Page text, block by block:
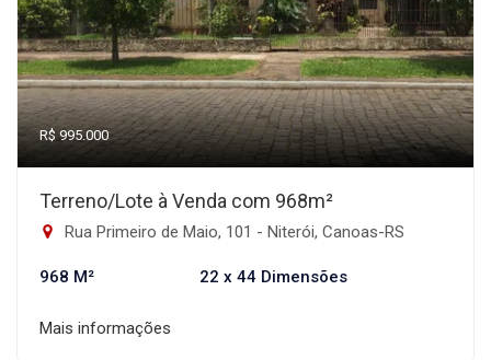
R$ 995.000
Terreno/Lote à Venda com 968m²
Rua Primeiro de Maio, 101 - Niterói, Canoas-RS
968 M² 22 x 44 Dimensões
Mais informações